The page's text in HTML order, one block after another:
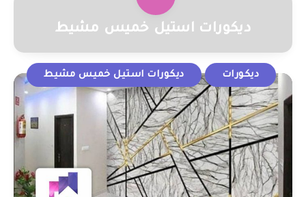
ديكورات استيل خميس مشيط
ديكورات ديكورات استيل خميس مشيط